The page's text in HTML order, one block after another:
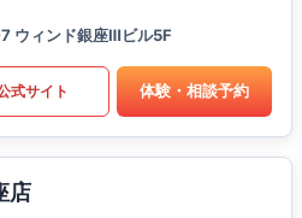
ウィンド銀座Ⅲビル5F
式サイト 体験・相談予約
店